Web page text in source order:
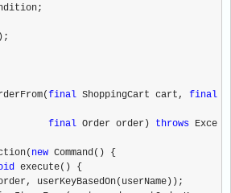
final ShoppingCart cart, final
final Order order) throws Exce
new Command() {
execute() {
add(order, userKeyBasedOn(userName));